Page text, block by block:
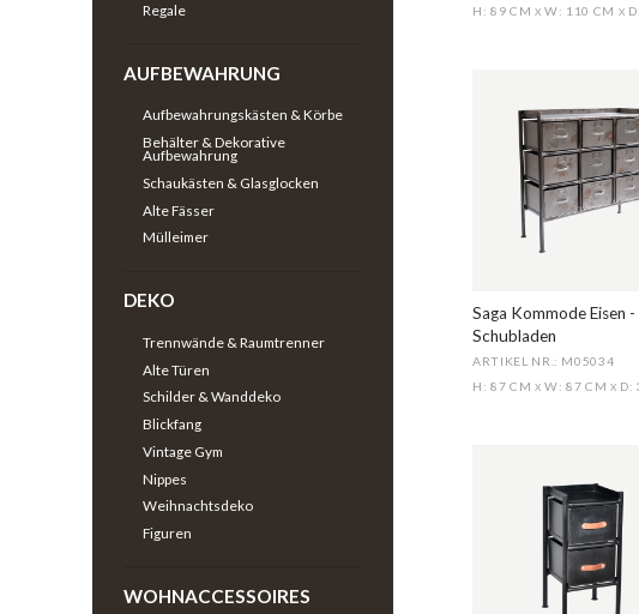
Regale
AUFBEWAHRUNG
Aufbewahrungskästen & Körbe
Behälter & Dekorative
Aufbewahrung
Schaukästen & Glasglocken
Alte Fässer
Mülleimer
DEKO
Trennwände & Raumtrenner
Alte Türen
Schilder & Wanddeko
Blickfang
Vintage Gym
Nippes
Weihnachtsdeko
Figuren
WOHNACCESSOIRES
H: 89 CM X W: 110 CM X
Saga Kommode Eisen -
Schubladen
ARTIKEL NR.: M05034
H: 87 CM X W: 87 CMX D: